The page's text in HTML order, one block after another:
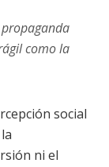
propaganda
como la
social
ni el